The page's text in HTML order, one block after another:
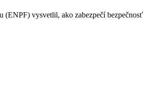
vysvetlil, ako zabezpečí